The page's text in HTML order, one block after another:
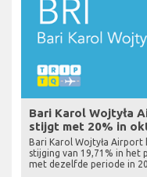
Bari Karol Wojtyła
stijgt met 20% in
Bari Karol Wojtyła
stijging van 19,71% in het
met dezelfde periode in